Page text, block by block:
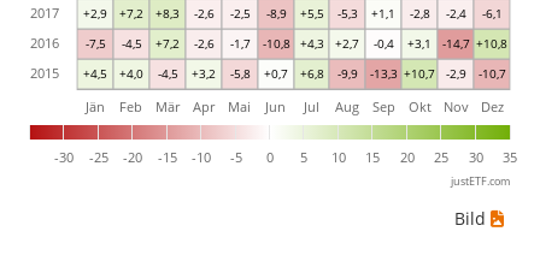
+4,5 +4,0 -4,5 +3,2 -5,8 +0,7 +6,8 -9,9 -13,3 +10,7 -2,9 -10,7
-7,5 -4,5 +7,2 -2,6 -1,7 -10,8 +4,3 +2,7 -0,4 +3,1 -14,7 +10,8
+2,9 +7,2 +8,3 -2,6 -2,5 -8,9 +5,5 -5,3 +1,1 -2,8 -2,4 -6,1
-30 -25 -20 -15 -10 -5 0 5 10 15 20 25 30 35
Jän Feb Mär Apr Mai Jun Jul Aug Sep Okt Nov Dez
2015
2016
2017
justETF.com
Bild